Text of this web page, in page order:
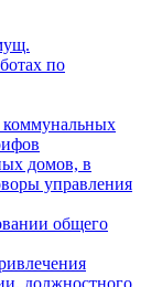
по
коммунальных
домов, в
управления
общего
должностного